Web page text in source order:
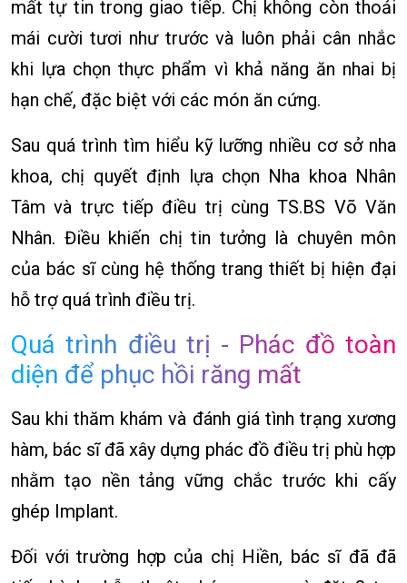
mất tự tin trong giao tiếp. Chị không còn thoải
mái cười tươi như trước và luôn phải cân nhắc
khi lựa chọn thực phẩm vì khả năng ăn nhai bị
hạn chế, đặc biệt với các món ăn cứng.
Sau quá trình tìm hiểu kỹ lưỡng nhiều cơ sở nha
khoa, chị quyết định lựa chọn Nha khoa Nhân
Tâm và trực tiếp điều trị cùng TS.BS Võ Văn
Nhân. Điều khiến chị tin tưởng là chuyên môn
của bác sĩ cùng hệ thống trang thiết bị hiện đại
hỗ trợ quá trình điều trị.
Quá trình điều trị - Phác đồ toàn
diện để phục hồi răng mất
Sau khi thăm khám và đánh giá tình trạng xương
hàm, bác sĩ đã xây dựng phác đồ điều trị phù hợp
nhằm tạo nền tảng vững chắc trước khi cấy
ghép Implant.
Đối với trường hợp của chị Hiền, bác sĩ đã đã